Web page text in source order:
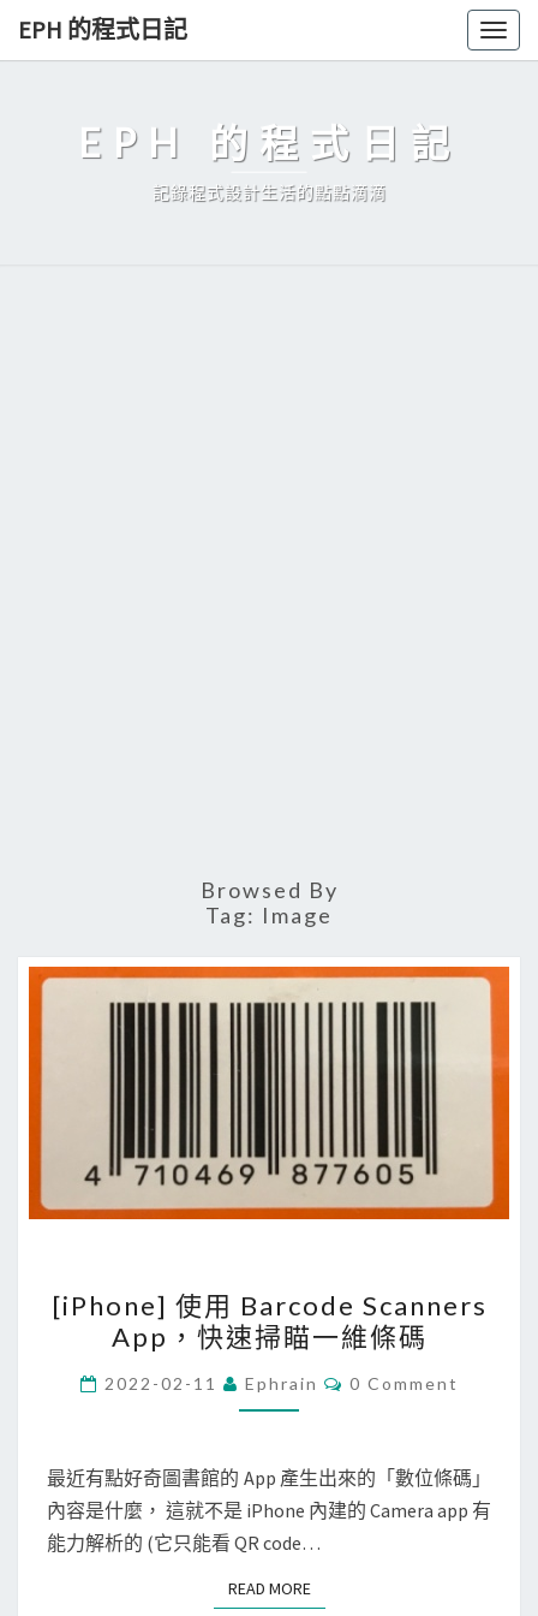
Skip
EPH 的程式日記
EPH 的程式日記
記錄程式設計生活的點點滴滴
Browsed By
Tag: Image
i
P
h
o
e
]
使
B
[iPhone] 使用 Barcode Scanners
App，快速掃瞄一維條碼
2022-02-11 Ephrain
C
N
T
S
0 Comment
最近有點好奇圖書館的 App 產生出來的「數位條碼」
內容是什麼， 這就不是 iPhone 內建的 Camera app 有
能力解析的 (它只能看 QR code…
READ MOREREAD MORE